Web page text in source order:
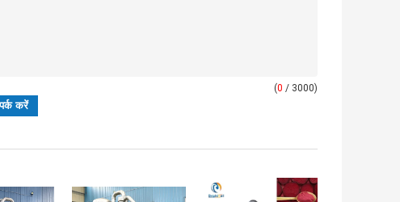
(0 / 3000)